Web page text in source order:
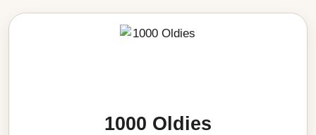
1000 Oldies